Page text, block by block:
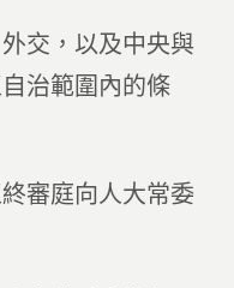
交，以及中央與
治範圍內的條
審庭向人大常委